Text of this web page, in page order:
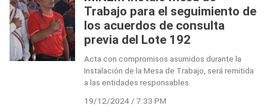
Trabajo para el seguimiento de
los acuerdos de consulta
previa del Lote 192
Acta con compromisos asumidos durante la
Instalación de la Mesa de Trabajo, será remitida
a las entidades responsables.
19/12/2024 / 7:33 PM